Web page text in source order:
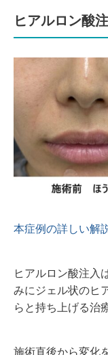
ヒアルロン酸
本症例の詳しい解
ヒアルロン酸注入
みにジェル状のヒ
らと持ち上げる治
施術直後から変化